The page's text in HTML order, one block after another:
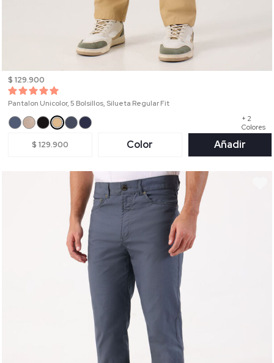
$ 129.900
Pantalon Unicolor, 5 Bolsillos, Silueta Regular Fit
+ 2
Colores
$ 129.900 Color Añadir